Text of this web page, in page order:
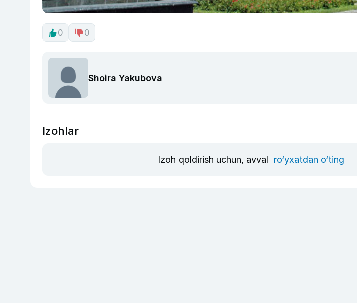
0 0
Shoira Yakubova
Izohlar
Izoh qoldirish uchun, avval ro‘yxatdan o‘ting